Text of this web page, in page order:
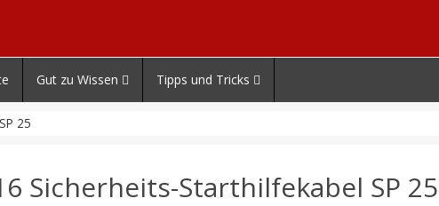
Gut zu Wissen Tipps und Tricks
25
Sicherheits-Starthilfekabel SP 25